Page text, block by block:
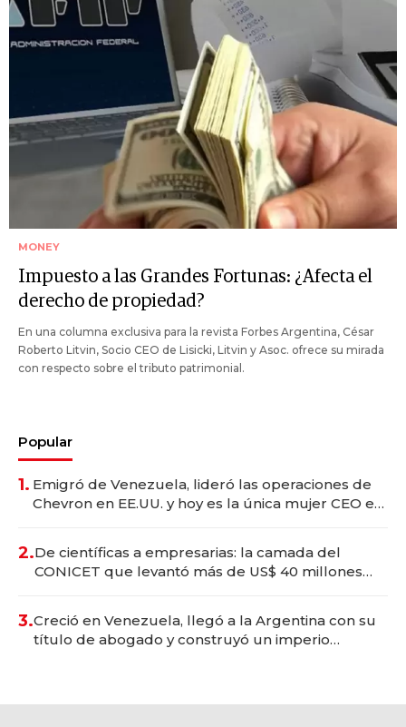
MONEY
Impuesto a las Grandes Fortunas: ¿Afecta el
derecho de propiedad?
En una columna exclusiva para la revista Forbes Argentina, César
Roberto Litvin, Socio CEO de Lisicki, Litvin y Asoc. ofrece su mirada
con respecto sobre el tributo patrimonial.
Popular
1. Emigró de Venezuela, lideró las operaciones de
Chevron en EE.UU. y hoy es la única mujer CEO en
2.De científicas a empresarias: la camada del
CONICET que levantó más de US$ 40 millones
3.Creció en Venezuela, llegó a la Argentina con su
título de abogado y construyó un imperio